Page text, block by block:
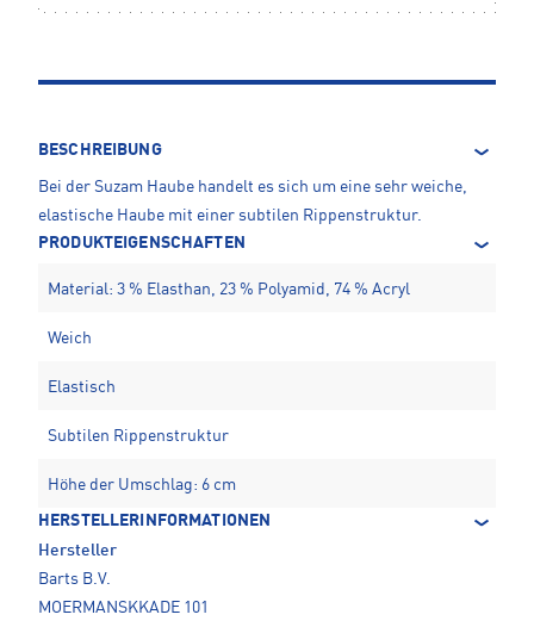
BESCHREIBUNG
Bei der Suzam Haube handelt es sich um eine sehr weiche,
elastische Haube mit einer subtilen Rippenstruktur.
PRODUKTEIGENSCHAFTEN
Material: 3 % Elasthan, 23 % Polyamid, 74 % Acryl
Weich
Elastisch
Subtilen Rippenstruktur
Höhe der Umschlag: 6 cm
HERSTELLERINFORMATIONEN
Hersteller
Barts B.V.
MOERMANSKKADE 101